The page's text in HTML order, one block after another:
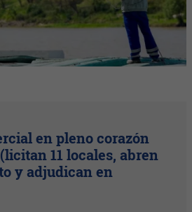
en pleno corazón
11 locales, abren
y adjudican en